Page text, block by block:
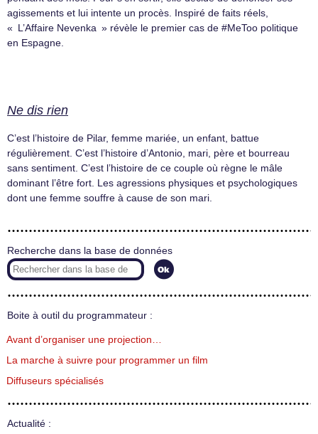
agissements et lui intente un procès. Inspiré de faits réels,
« L’Affaire Nevenka » révèle le premier cas de #MeToo politique
en Espagne.
Ne dis rien
C’est l’histoire de Pilar, femme mariée, un enfant, battue
régulièrement. C’est l’histoire d’Antonio, mari, père et bourreau
sans sentiment. C’est l’histoire de ce couple où règne le mâle
dominant l’être fort. Les agressions physiques et psychologiques
dont une femme souffre à cause de son mari.
Recherche dans la base de données
Boite à outil du programmateur :
Avant d’organiser une projection…
La marche à suivre pour programmer un film
Diffuseurs spécialisés
Actualité :